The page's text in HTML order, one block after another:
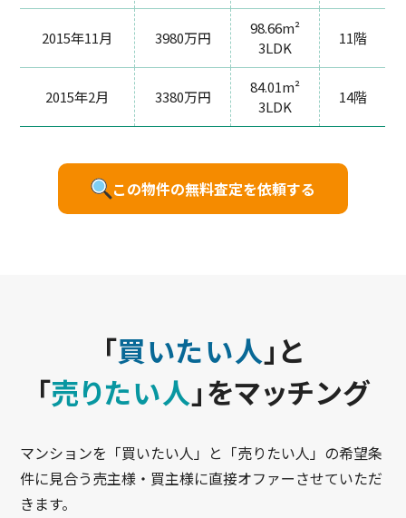
2015年11月 3980万円
98.66m²
3LDK
11階
2015年2月 3380万円
84.01m²
3LDK
14階
この物件の無料査定を依頼する
「買いたい人」と
「売りたい人」をマッチング
マンションを「買いたい人」と「売りたい人」の希望条
件に見合う売主様・買主様に直接オファーさせていただ
きます。